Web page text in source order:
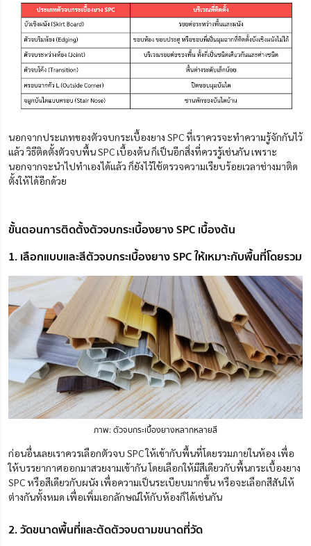
นอกจากประเภทของตัวจบกระเบื้องยาง SPC ที่เราควรจะทำความรู้จักกันไว้
แล้ว วิธีติดตั้งตัวจบพื้น SPC เบื้องต้น ก็เป็นอีกสิ่งที่ควรรู้เช่นกัน เพราะ
นอกจากจะนำไปทำเองได้แล้ว ก็ยังไว้ใช้ตรวจความเรียบร้อยเวลาช่างมาติด
ตั้งให้ได้อีกด้วย
ขั้นตอนการติดตั้งตัวจบกระเบื้องยาง SPC เบื้องต้น
1. เลือกแบบและสีตัวจบกระเบื้องยาง SPC ให้เหมาะกับพื้นที่โดยรวม
ภาพ: ตัวจบกระเบื้องยางหลากหลายสี
ก่อนอื่นเลยเราควรเลือกตัวจบ SPC ให้เข้ากับพื้นที่โดยรวมภายในห้อง เพื่อ
ให้บรรยากาศออกมาสวยงามเข้ากัน โดยเลือกให้มีสีเดียวกับพื้นกระเบื้องยาง
SPC หรือสีเดียวกับผนัง เพื่อความเป็นระเบียบมากขึ้น หรือจะเลือกสีสันให้
ต่างกันทั้งหมด เพื่อเพิ่มเอกลักษณ์ให้กับห้องก็ได้เช่นกัน
2. วัดขนาดพื้นที่และตัดตัวจบตามขนาดที่วัด